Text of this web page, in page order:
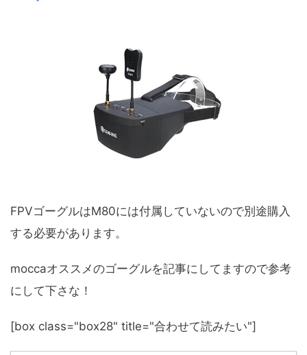
FPVゴーグルはM80には付属していないので別途購入
する必要があります。
moccaオススメのゴーグルを記事にしてますので参考
にして下さな！
[box class="box28" title="合わせて読みたい"]